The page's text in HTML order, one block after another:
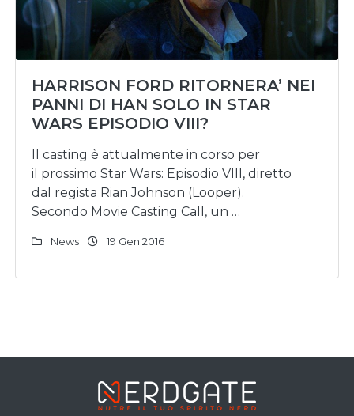
HARRISON FORD RITORNERA’ NEI
PANNI DI HAN SOLO IN STAR
WARS EPISODIO VIII?
Il casting è attualmente in corso per
il prossimo Star Wars: Episodio VIII, diretto
dal regista Rian Johnson (Looper).
Secondo Movie Casting Call, un …
News 19 Gen 2016